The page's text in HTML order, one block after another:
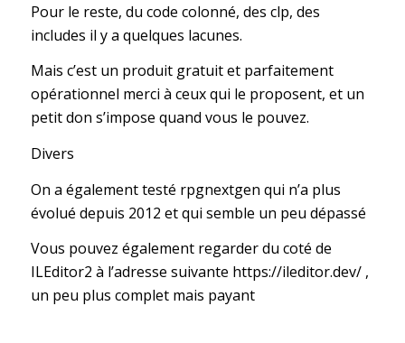
Pour le reste, du code colonné, des clp, des
includes il y a quelques lacunes.
Mais c’est un produit gratuit et parfaitement
opérationnel merci à ceux qui le proposent, et un
petit don s’impose quand vous le pouvez.
Divers
On a également testé rpgnextgen qui n’a plus
évolué depuis 2012 et qui semble un peu dépassé
Vous pouvez également regarder du coté de
ILEditor2 à l’adresse suivante https://ileditor.dev/,
un peu plus complet mais payant